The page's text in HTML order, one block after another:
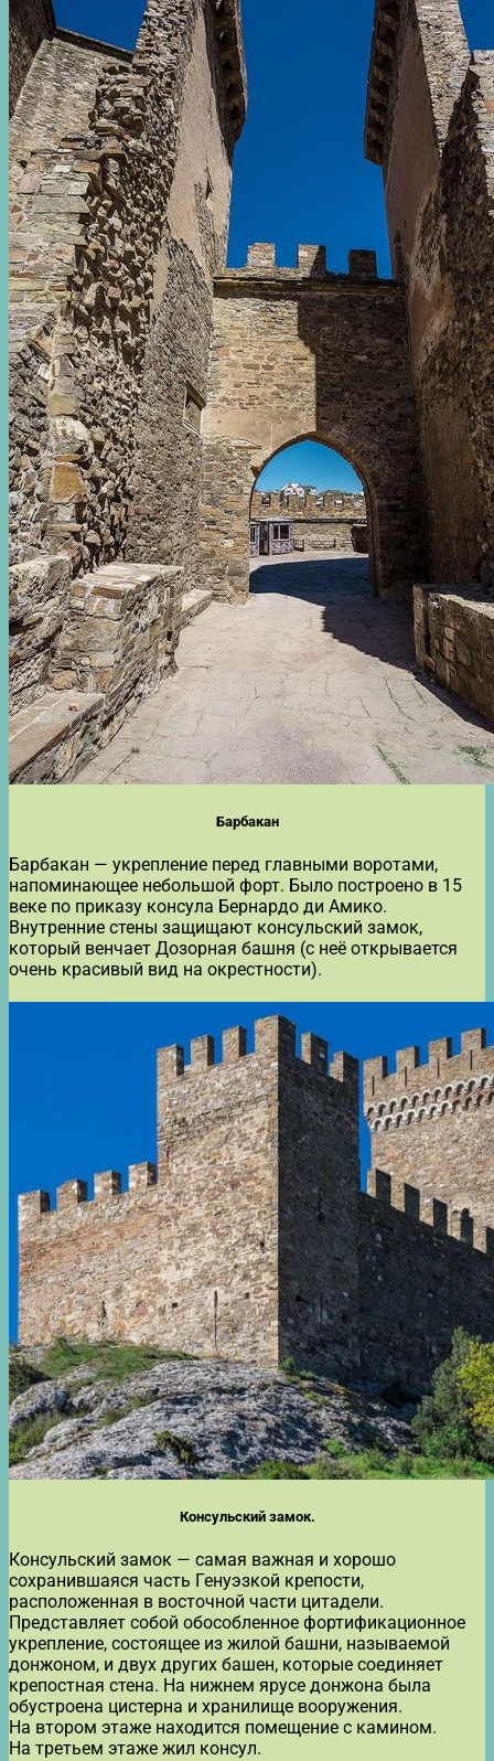
Барбакан
Барбакан — укрепление перед главными воротами,
напоминающее небольшой форт. Было построено в 15
веке по приказу консула Бернардо ди Амико.
Внутренние стены защищают консульский замок,
который венчает Дозорная башня (с неё открывается
очень красивый вид на окрестности).
Консульский замок.
Консульский замок — самая важная и хорошо
сохранившаяся часть Генуэзкой крепости,
расположенная в восточной части цитадели.
Представляет собой обособленное фортификационное
укрепление, состоящее из жилой башни, называемой
донжоном, и двух других башен, которые соединяет
крепостная стена. На нижнем ярусе донжона была
обустроена цистерна и хранилище вооружения.
На втором этаже находится помещение с камином.
На третьем этаже жил консул.